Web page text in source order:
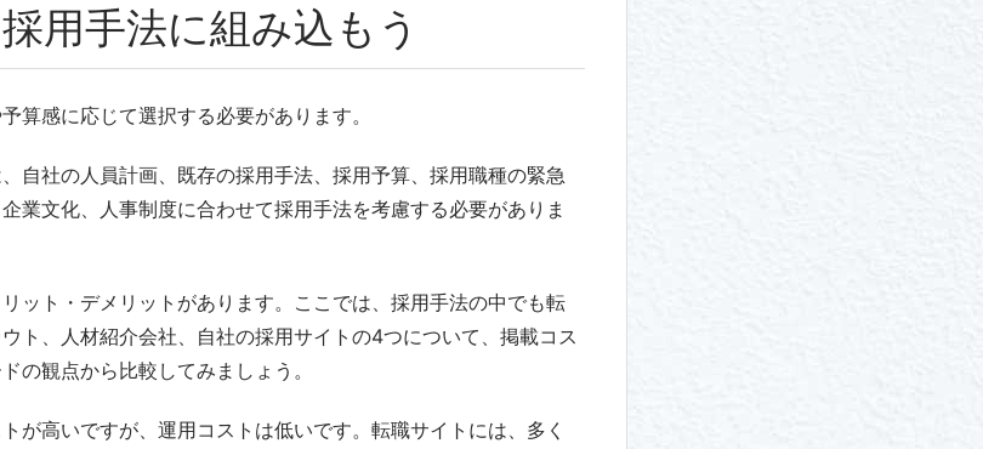
用手法に組み込もう
算感に応じて選択する必要があります。
自社の人員計画、既存の採用手法、採用予算、採用職種の緊急
業文化、人事制度に合わせて採用手法を考慮する必要がありま
ット・デメリットがあります。ここでは、採用手法の中でも転
ト、人材紹介会社、自社の採用サイトの4つについて、掲載コス
の観点から比較してみましょう。
が高いですが、運用コストは低いです。転職サイトには、多く